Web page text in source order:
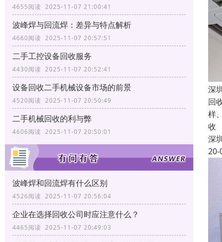
4655阅读 2025-11-07 21:00:41
波峰焊与回流焊：差异与特点解析
4660阅读 2025-11-07 20:57:51
二手工控设备回收服务
4430阅读 2025-11-07 20:52:41
设备回收二手机械设备市场的前景
4520阅读 2025-11-07 20:50:49
二手机械回收的利与弊
4606阅读 2025-11-07 20:50:01
波峰焊和回流焊有什么区别
4526阅读 2025-11-07 20:56:04
企业在选择回收公司时应注意什么？
4465阅读 2025-11-07 20:49:03
深
回
样
收
深
20-